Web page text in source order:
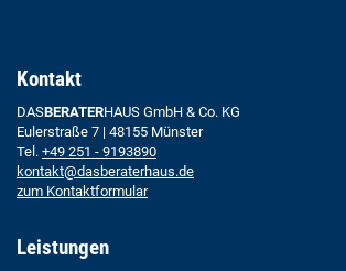
Kontakt
DASBERATERHAUS GmbH & Co. KG
Eulerstraße 7 | 48155 Münster
Tel. +49 251 - 9193890
kontakt@dasberaterhaus.de
zum Kontaktformular
Leistungen